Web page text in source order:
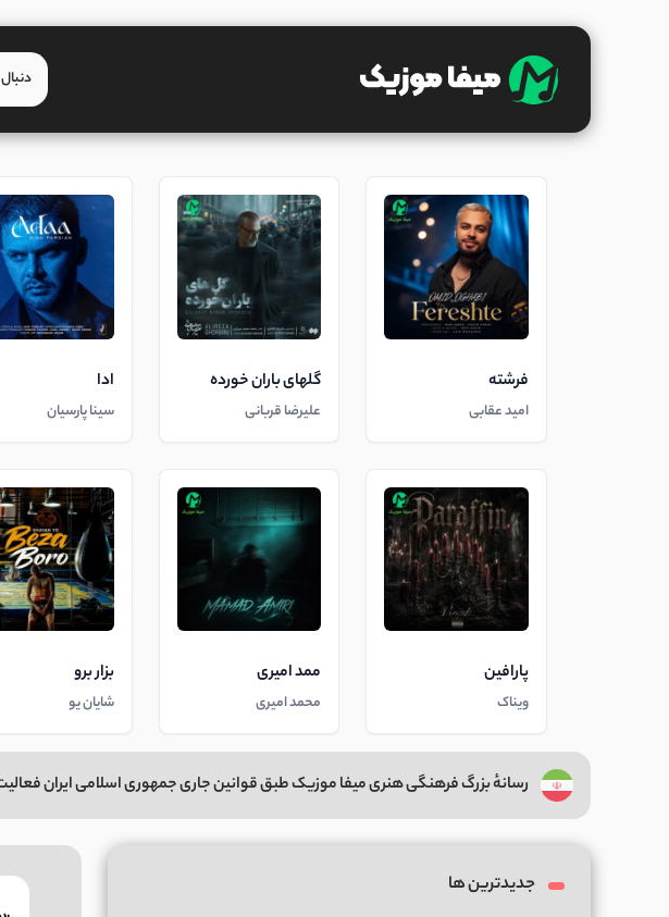
فرشته
امید عقابی
گلهای باران خورده
علیرضا قربانی
ادا
سینا پارسیان
پارافین
ویناک
ممد امیری
محمد امیری
بزار برو
شایان یو
رسانهٔ بزرگ فرهنگی هنری میفا موزیک طبق قوانین جاری جمهوری اسلامی ایران
جدیدترین ها